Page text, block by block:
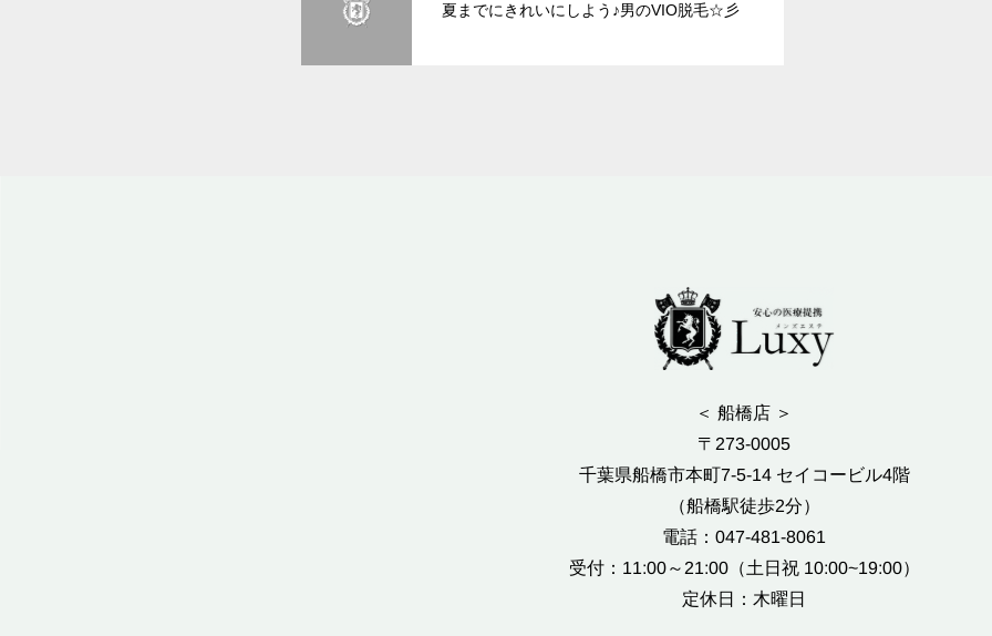
夏までにきれいにしよう♪男のVIO脱毛☆彡
＜ 船橋店 ＞
〒273-0005
千葉県船橋市本町7-5-14 セイコービル4階
（船橋駅徒歩2分）
電話：047-481-8061
受付：11:00～21:00（土日祝 10:00~19:00）
定休日：木曜日